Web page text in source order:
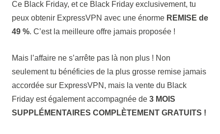
Ce Black Friday, et ce Black Friday exclusivement, tu
peux obtenir ExpressVPN avec une énorme REMISE de
49 %. C’est la meilleure offre jamais proposée !
Mais l’affaire ne s’arrête pas là non plus ! Non
seulement tu bénéficies de la plus grosse remise jamais
accordée sur ExpressVPN, mais la vente du Black
Friday est également accompagnée de 3 MOIS
SUPPLÉMENTAIRES COMPLÈTEMENT GRATUITS !